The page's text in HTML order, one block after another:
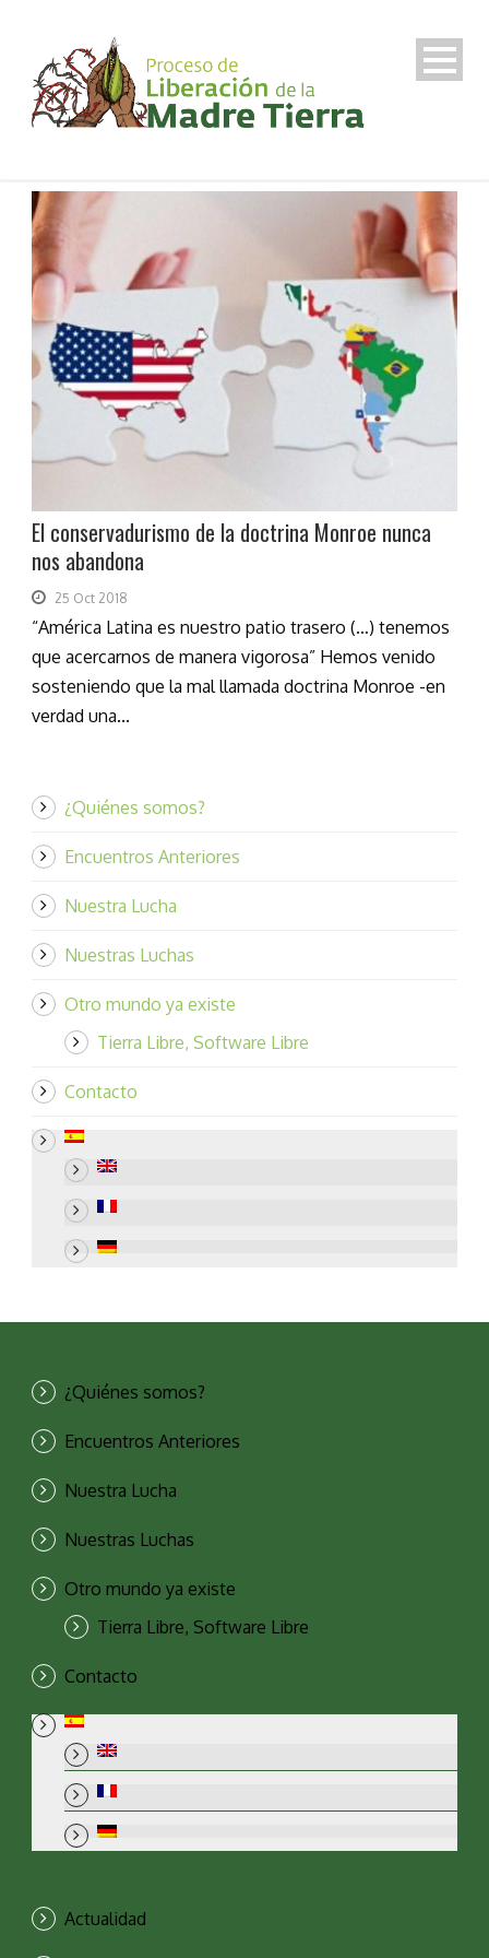
El conservadurismo de la doctrina Monroe nunca
nos abandona
25 Oct 2018
“América Latina es nuestro patio trasero (…) tenemos
que acercarnos de manera vigorosa” Hemos venido
sosteniendo que la mal llamada doctrina Monroe -en
verdad una...
¿Quiénes somos?
Encuentros Anteriores
Nuestra Lucha
Nuestras Luchas
Otro mundo ya existe
Tierra Libre, Software Libre
Contacto
¿Quiénes somos?
Encuentros Anteriores
Nuestra Lucha
Nuestras Luchas
Otro mundo ya existe
Tierra Libre, Software Libre
Contacto
Actualidad